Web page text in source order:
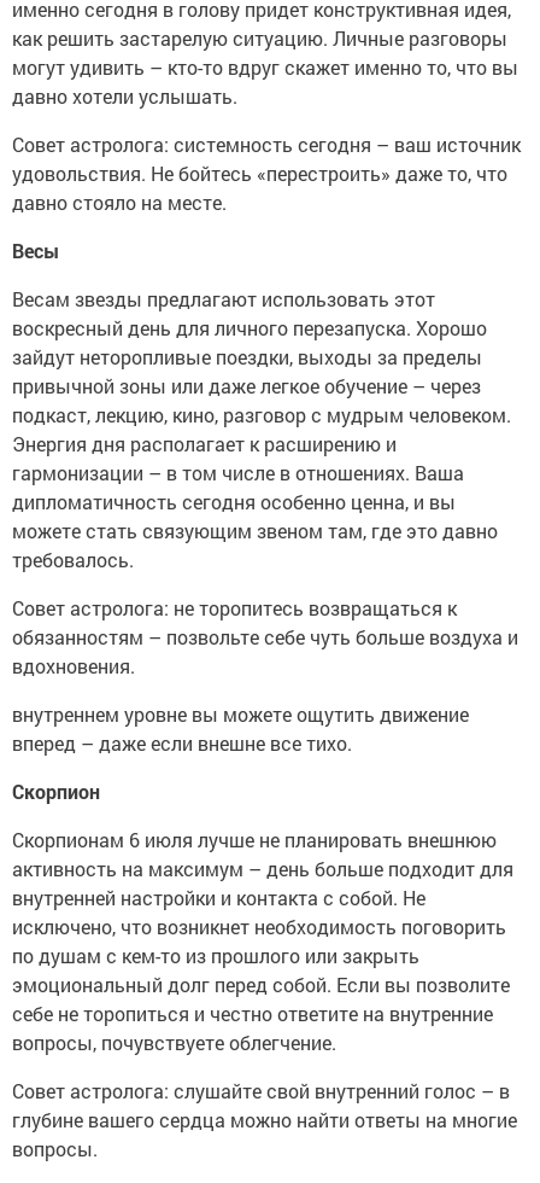
именно сегодня в голову придет конструктивная идея,
как решить застарелую ситуацию. Личные разговоры
могут удивить – кто-то вдруг скажет именно то, что вы
давно хотели услышать.
Совет астролога: системность сегодня – ваш источник
удовольствия. Не бойтесь «перестроить» даже то, что
давно стояло на месте.
Весы
Весам звезды предлагают использовать этот
воскресный день для личного перезапуска. Хорошо
зайдут неторопливые поездки, выходы за пределы
привычной зоны или даже легкое обучение – через
подкаст, лекцию, кино, разговор с мудрым человеком.
Энергия дня располагает к расширению и
гармонизации – в том числе в отношениях. Ваша
дипломатичность сегодня особенно ценна, и вы
можете стать связующим звеном там, где это давно
требовалось.
Совет астролога: не торопитесь возвращаться к
обязанностям – позвольте себе чуть больше воздуха и
вдохновения.
внутреннем уровне вы можете ощутить движение
вперед – даже если внешне все тихо.
Скорпион
Скорпионам 6 июля лучше не планировать внешнюю
активность на максимум – день больше подходит для
внутренней настройки и контакта с собой. Не
исключено, что возникнет необходимость поговорить
по душам с кем-то из прошлого или закрыть
эмоциональный долг перед собой. Если вы позволите
себе не торопиться и честно ответите на внутренние
вопросы, почувствуете облегчение.
Совет астролога: слушайте свой внутренний голос – в
глубине вашего сердца можно найти ответы на многие
вопросы.